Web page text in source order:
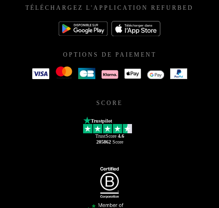
TÉLÉCHARGEZ L'APPLICATION REFURBED
OPTIONS DE PAIEMENT
SCORE
Trustpilot
TrustScore 4.6
205862Score